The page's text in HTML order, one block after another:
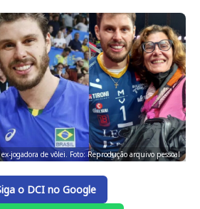
jogadora de vôlei. Foto: Reprodução arquivo pessoal
o DCI no Google